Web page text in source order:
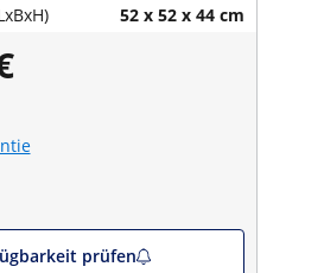
52 x 52 x 44 cm
prüfen